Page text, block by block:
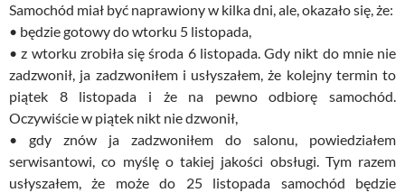
Samochód miał być naprawiony w kilka dni, ale, okazało się, że:
• będzie gotowy do wtorku 5 listopada,
• z wtorku zrobiła się środa 6 listopada. Gdy nikt do mnie nie
zadzwonił, ja zadzwoniłem i usłyszałem, że kolejny termin to
piątek 8 listopada i że na pewno odbiorę samochód.
Oczywiście w piątek nikt nie dzwonił,
• gdy znów ja zadzwoniłem do salonu, powiedziałem
serwisantowi, co myślę o takiej jakości obsługi. Tym razem
usłyszałem, że może do 25 listopada samochód będzie